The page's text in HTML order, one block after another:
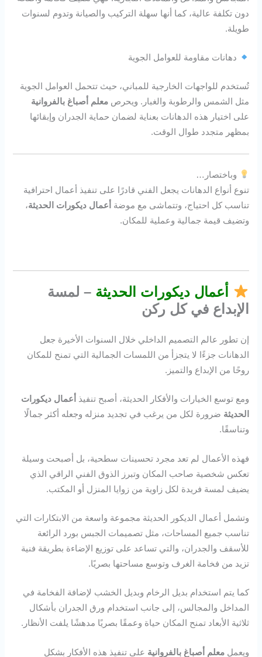
دون تكلفة عالية، كما أنها سهلة التركيب والصيانة وتدوم لسنوات
طويلة.
دهانات مقاومة للعوامل الجوية
تُستخدم للواجهات الخارجية للمباني، حيث تتحمل العوامل الجوية
مثل الشمس والرطوبة والغبار. ويحرصمعلم أصباغ بالفروانية
على اختيار هذه الدهانات بعناية لضمان حماية الجدران وإبقائها
بمظهر متجدد طوال الوقت.
وباختصار…
تنوع أنواع الدهانات يجعل الفني قادرًا على تنفيذ أعمال احترافية
تناسب كل احتياج، وتتماشى مع موضة
أعمال ديكورات الحديثة،
وتضيف قيمة جمالية وعملية للمكان.
أعمال ديكورات الحديثة – لمسة
الإبداع في كل ركن
إن تطور عالم التصميم الداخلي خلال السنوات الأخيرة جعل
الدهانات جزءًا لا يتجزأ من اللمسات الجمالية التي تمنح للمكان
روحًا من الإبداع والتميز.
ومع توسع الخيارات والأفكار الحديثة، أصبح تنفيذ
أعمال ديكورات
الحديثة ضرورة لكل من يرغب في تجديد منزله وجعله أكثر جمالًا
وتناسقًا.
فهذه الأعمال لم تعد مجرد تحسينات سطحية، بل أصبحت وسيلة
تعكس شخصية صاحب المكان وتبرز الذوق الفني الراقي الذي
يضيف لمسة فريدة لكل زاوية من زوايا المنزل أو المكتب.
وتشمل أعمال الديكور الحديثة مجموعة واسعة من الابتكارات التي
تناسب جميع المساحات، مثل تصميمات الجبس بورد الرائعة
للأسقف والجدران، والتي تساعد على توزيع الإضاءة بطريقة فنية
تزيد من فخامة الغرف وتوسع مساحتها بصريًا.
كما يتم استخدام بديل الرخام وبديل الخشب لإضافة الفخامة في
المداخل والمجالس، إلى جانب استخدام ورق الجدران بأشكال
ثلاثية الأبعاد تمنح المكان حياة وعمقًا بصريًا مدهشًا يلفت الأنظار.
ويعملمعلم أصباغ بالفروانية على تنفيذ هذه الأفكار بشكل